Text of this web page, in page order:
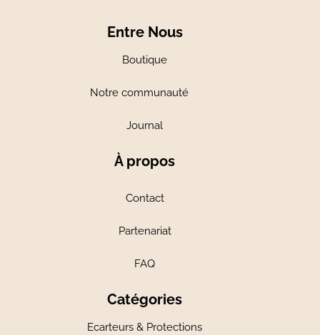
Entre Nous
Boutique
Notre communauté
Journal
À propos
Contact
Partenariat
FAQ
Catégories
Ecarteurs & Protections